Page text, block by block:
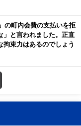
の町内会費の支払いを拒
」と言われました。正直
拘束力はあるのでしょう